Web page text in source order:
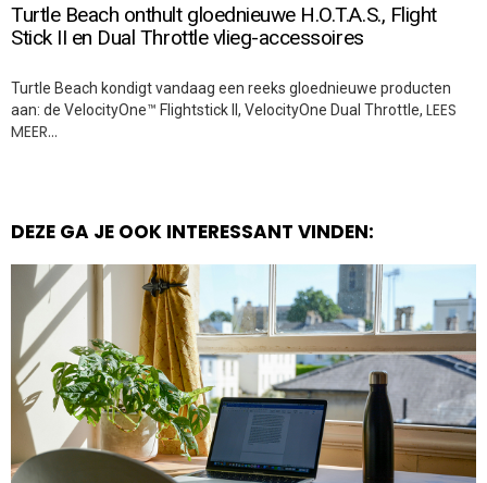
Turtle Beach onthult gloednieuwe H.O.T.A.S., Flight
Stick II en Dual Throttle vlieg-accessoires
Turtle Beach kondigt vandaag een reeks gloednieuwe producten
aan: de VelocityOne™ Flightstick II, VelocityOne Dual Throttle, LEES
MEER…
DEZE GA JE OOK INTERESSANT VINDEN: